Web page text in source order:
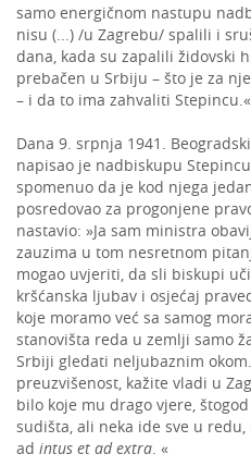
samo energičnom nastupu
nisu (...) /u Zagrebu/ spalili i
dana, kada su zapalili židovski
prebačen u Srbiju – što je za
– i da to ima zahvaliti Stepincu.«
Dana 9. srpnja 1941.
napisao je nadbiskupu
spomenuo da je kod njega
posredovao za progonjene
nastavio: »Ja sam ministra
zauzima u tom nesretnom
mogao uvjeriti, da sli biskupi
kršćanska ljubav i osjećaj
koje moramo već sa samog
stanovišta reda u zemlji samo
Srbiji gledati neljubaznim
preuzvišenost, kažite vladi u
bilo koje mu drago vjere,
sudišta, ali neka ide sve u
ad intus et ad extra . «